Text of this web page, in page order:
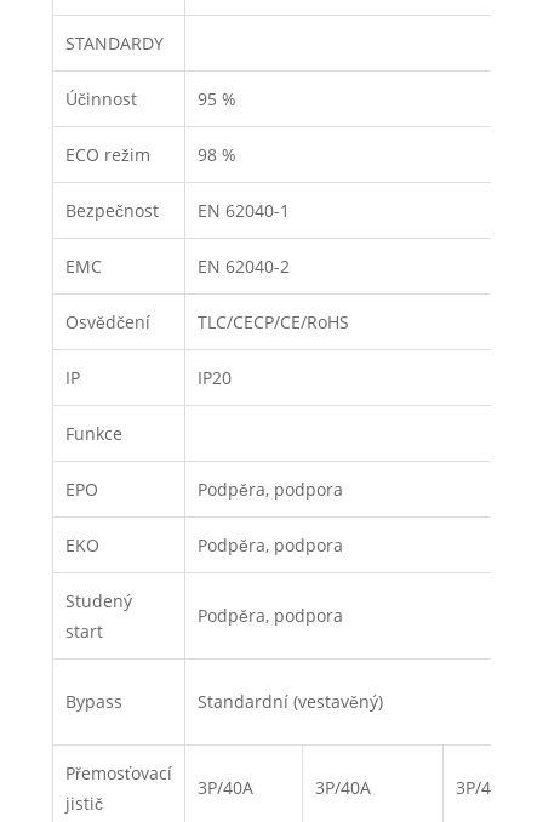
STANDARDY
Účinnost 95 %
ECO režim 98 %
Bezpečnost EN 62040-1
EMC EN 62040-2
Osvědčení TLC/CECP/CE/RoHS
IP IP20
Funkce
EPO Podpěra, podpora
EKO Podpěra, podpora
Studený
start
Podpěra, podpora
Bypass Standardní (vestavěný)
Přemosťovací
jistič
3P/40A 3P/40A 3P/40A